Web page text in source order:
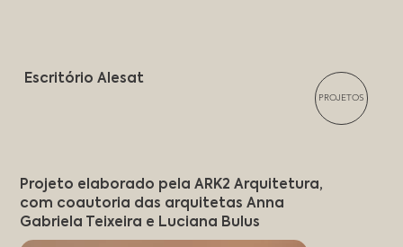
Escritório Alesat
PROJETOS
Projeto elaborado pela ARK2 Arquitetura,
com coautoria das arquitetas Anna
Gabriela Teixeira e Luciana Bulus